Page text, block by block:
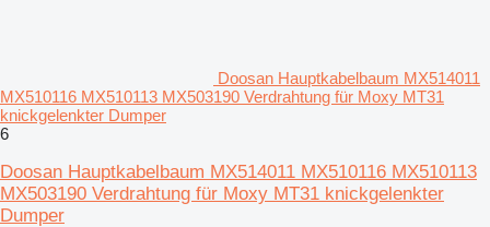
Doosan Hauptkabelbaum MX514011
MX510116 MX510113 MX503190 Verdrahtung für Moxy MT31
knickgelenkter Dumper
6
Doosan Hauptkabelbaum MX514011 MX510116 MX510113
MX503190 Verdrahtung für Moxy MT31 knickgelenkter
Dumper